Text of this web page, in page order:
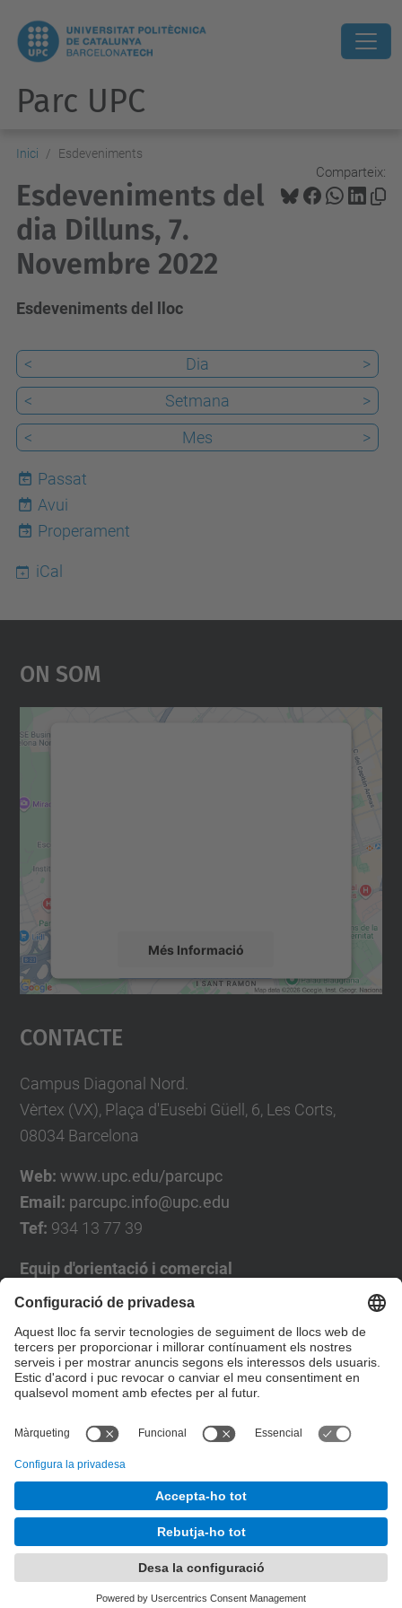
Parc UPC
Inici Esdeveniments
Comparteix:
Esdeveniments del
dia Dilluns, 7.
Novembre 2022
Esdeveniments del lloc
< Dia
>
<
Setmana
>
<
Mes >
Passat
7
Avui
Properament
iCal
On Som
Més Informació
Accepta
powered by
Contacte
Campus Diagonal Nord.
Vèrtex (VX), Plaça d'Eusebi Güell, 6, Les Corts,
08034 Barcelona
Web: www.upc.edu/parcupc
Email: parcupc.info@upc.edu
Tef: 934 13 77 39
Equip d'orientació i comercial
José Luís Grande
Tel. 93 4137194
jose.luis.grande@upc.edu
Formulari de contacte
Desenvolupat amb